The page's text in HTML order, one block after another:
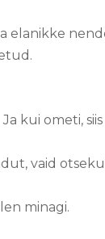
elanikke
kui ometi,
vaid
minagi.